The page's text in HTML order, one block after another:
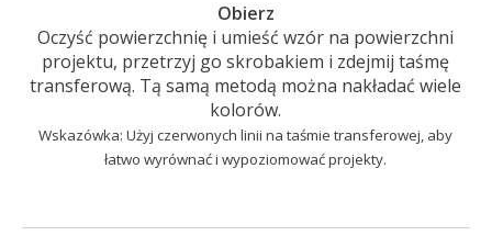
Obierz
Oczyść powierzchnię i umieść wzór na powierzchni
projektu, przetrzyj go skrobakiem i zdejmij taśmę
transferową. Tą samą metodą można nakładać wiele
kolorów.
Wskazówka: Użyj czerwonych linii na taśmie transferowej, aby
łatwo wyrównać i wypoziomować projekty.